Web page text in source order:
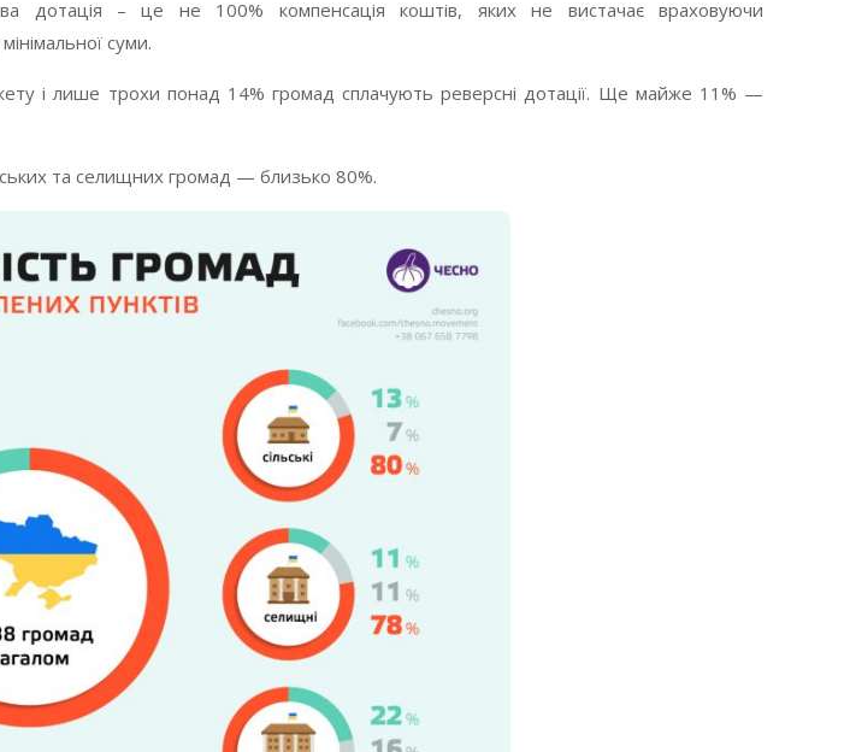
дотація – це не 100% компенсація коштів, яких не вистачає враховуючи
суми.
і лише трохи понад 14% громад сплачують реверсні дотації. Ще майже 11% —
та селищних громад — близько 80%.